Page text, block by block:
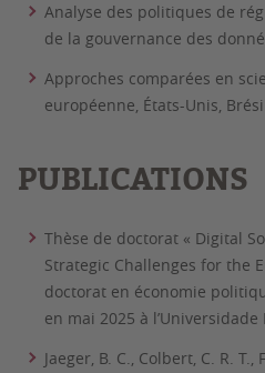
Analyse des politiques de
de la gouvernance des
Approches comparées en
européenne, États-Unis,
PUBLICATIONS
Thèse de doctorat « Digital
Strategic Challenges for the
doctorat en économie
en mai 2025 à
Jaeger, B. C., Colbert, C. R.